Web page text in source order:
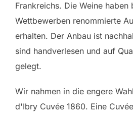
Frankreichs. Die Weine haben
Wettbewerben renommierte
erhalten. Der Anbau ist
sind handverlesen und auf
gelegt.
Wir nahmen in die engere
d'Ibry Cuvée 1860. Eine